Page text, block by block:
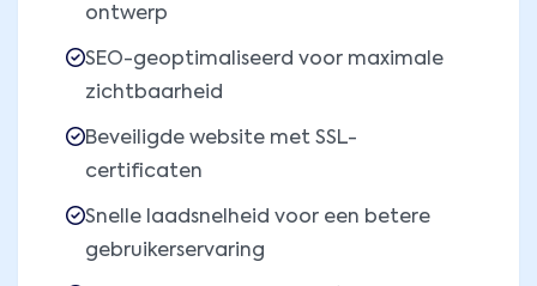
ontwerp
SEO-geoptimaliseerd voor maximale
zichtbaarheid
Beveiligde website met SSL-
certificaten
Snelle laadsnelheid voor een betere
gebruikerservaring